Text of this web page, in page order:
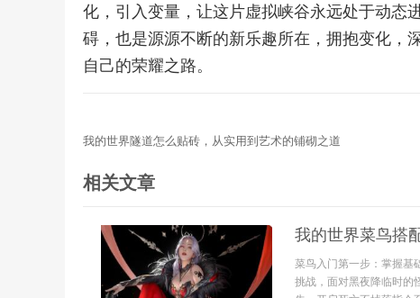
化，引入变量，让这片虚拟峡谷永远处于动态
碍，也是源源不断的新乐趣所在，拥抱变化，
自己的荣耀之路。
我的世界隧道怎么贴砖，从实用到艺术的铺砌之道
相关文章
我的世界菜鸟搭
菜鸟入门第一步：掌握基
挑战，面对黑夜降临时的